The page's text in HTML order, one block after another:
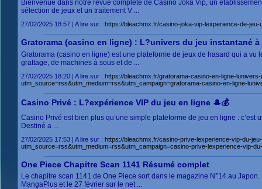
Bienvenue dans notre revue complète de Casino Joka Vip, un
sélection de jeux et un traitement V ...
27/02/2025 18:57 | A lire sur : https://bleachmx.fr/casino-joka-vip-lexperience-de-
Gratorama (casino en ligne) : L?univers du jeu instantané à
Gratorama (casino en ligne) est une plateforme de jeux de hasard qui a
grattage, de machines à sous et de ...
27/02/2025 18:20 | A lire sur : https://bleachmx.fr/gratorama-casino-en-ligne-
utm_source=rss&utm_medium=rss&utm_campaign=gratorama-casino-en-ligne-
Casino Privé : L?expérience VIP du jeu en ligne 🎩💰
Casino Privé est bien plus qu’une simple plateforme de jeu en ligne :
Destiné a ...
27/02/2025 17:53 | A lire sur : https://bleachmx.fr/casino-prive-lexperience-vip-du-
utm_source=rss&utm_medium=rss&utm_campaign=casino-prive-lexperience-vip-
One Piece Chapitre Scan 1141 Résumé complet
Le chapitre scan 1141 de One Piece sort dans le magazine N°14 au
MangaPlus et le 27 février sur le net ...